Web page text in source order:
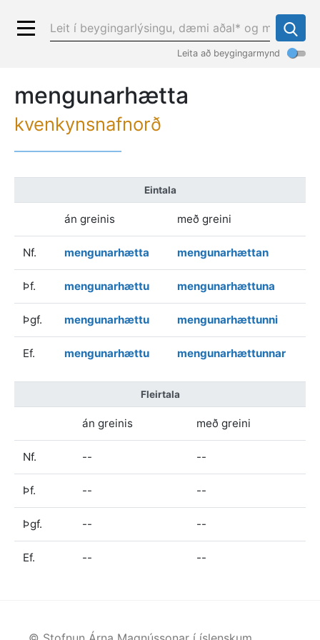
Leita að beygingarmynd
mengunarhætta
kvenkynsnafnorð
Eintala
án greinis með greini
Nf. mengunarhætta mengunarhættan
Þf. mengunarhættu mengunarhættuna
Þgf. mengunarhættu mengunarhættunni
Ef. mengunarhættu mengunarhættunnar
Fleirtala
án greinis með greini
Nf. -- --
Þf. -- --
Þgf. -- --
Ef. -- --